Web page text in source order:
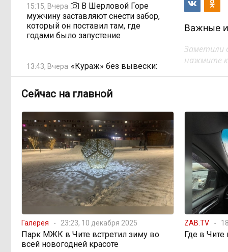
15:15, Вчера
В Шерловой Горе
мужчину заставляют снести забор,
который он поставил там, где
годами было запустение
13:43, Вчера «Кураж» без вывески:
магазин, который лишился
спиртным по ночам
11:58, Вчера
Государство спешит
распродать конфискат: почему
Минфин хочет вдвое сократить
сроки реализации изъятого
имущества
11:02, Вчера Одна метеостанция на
весь город: как Чита не замечает
ливней
08:59, Вчера Электронные квитанции
Важные
Заметили
нажмите
Сейчас на главной
Галерея 23:23, 10 декабря 2025
Парк МЖК в Чите встретил зиму во
всей новогодней красоте
ZAB.TV
Где в Чите